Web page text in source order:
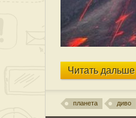
Читать дальше
планета диво